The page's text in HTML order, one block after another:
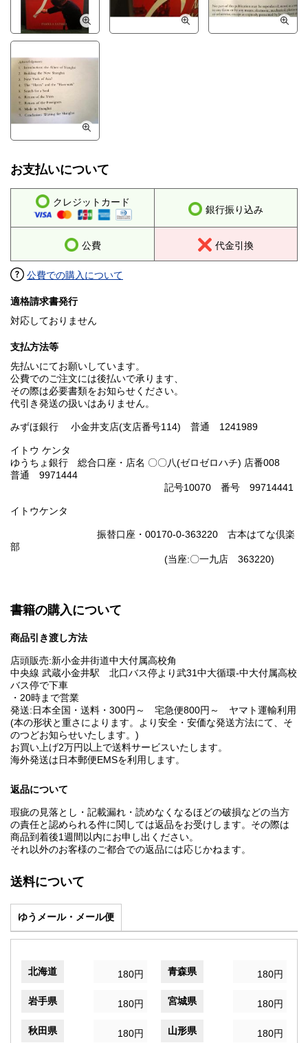
お支払いについて
クレジットカード
銀行振り込み
公費 代金引換
公費での購入について
適格請求書発行
対応しておりません
支払方法等
先払いにてお願いしています。
公費でのご注文には後払いで承ります、
その際は必要書類をお知らせください。
代引き発送の扱いはありません。
みずほ銀行 小金井支店(支店番号114) 普通 1241989
イトウ ケンタ
ゆうちょ銀行 総合口座・店名 〇〇八(ゼロゼロハチ) 店番008
普通 9971444
記号10070 番号 99714441
イトウケンタ
振替口座・00170-0-363220 古本はてな倶楽
部
(当座:〇一九店 363220)
書籍の購入について
商品引き渡し方法
店頭販売:新小金井街道中大付属高校角
中央線 武蔵小金井駅 北口バス停より武31中大循環-中大付属高校
バス停で下車
・20時まで営業
発送:日本全国・送料・300円～ 宅急便800円～ ヤマト運輸利用
(本の形状と重さによります。より安全・安価な発送方法にて、そ
のつどお知らせいたします。)
お買い上げ2万円以上で送料サービスいたします。
海外発送は日本郵便EMSを利用します。
返品について
瑕疵の見落とし・記載漏れ・読めなくなるほどの破損などの当方
の責任と認められる件に関しては返品をお受けします。その際は
商品到着後1週間以内にお申し出ください。
それ以外のお客様のご都合での返品には応じかねます。
送料について
ゆうメール・メール便
北海道 180円 青森県 180円
岩手県 180円 宮城県 180円
秋田県 180円 山形県 180円